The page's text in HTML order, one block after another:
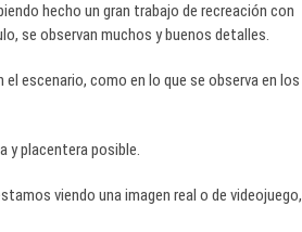
hecho un gran trabajo de recreación con
se observan muchos y buenos detalles.
escenario, como en lo que se observa en los
y placentera posible.
viendo una imagen real o de videojuego,